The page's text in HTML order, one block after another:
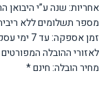
אחריות: שנה ע”י
מספר תשלומים ללא ריבית:
זמן
לאזורי ההובלה
מחיר הובלה: חינם *